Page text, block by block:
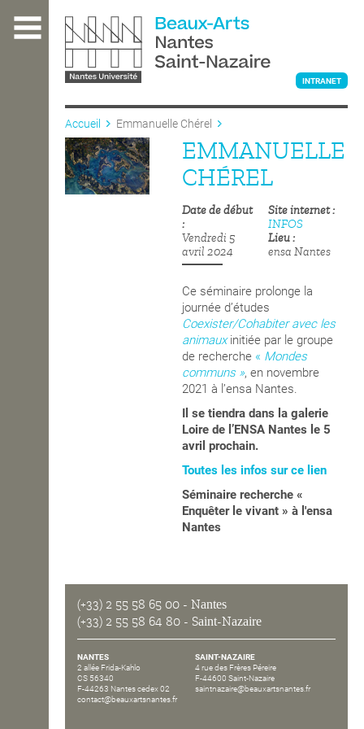
contenu
L'ÉCOLE
INTRANET
Accueil Emmanuelle Chérel
EMMANUELLE
CHÉREL
Date de début
Vendredi 5
avril 2024
Site internet
INFOS
Lieu
ensa Nantes
Ce séminaire prolonge la
journée d’études
Coexister/Cohabiter avec les
animauxinitiée par le groupe
de recherche « Mondes
communs », en novembre
2021 à l’ensa Nantes.
Il se tiendra dans la galerie
Loire de l’ENSA Nantes le 5
avril prochain.
Toutes les infos sur ce lien
Séminaire recherche «
Enquêter le vivant » à l'ensa
Nantes
(+33) 2 55 58 65 00 - Nantes
(+33) 2 55 58 64 80 - Saint-Nazaire
NANTES
2 allée Frida-Kahlo
CS 56340
F-44263 Nantes cedex 02
contact@beauxartsnantes.fr
SAINT-NAZAIRE
4 rue des Frères Péreire
F-44600 Saint-Nazaire
saintnazaire@beauxartsnantes.fr